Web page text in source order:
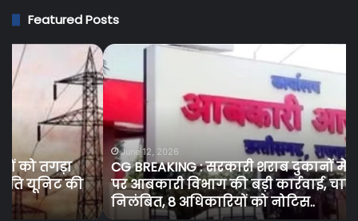
Featured Posts
CG
BREAKING
:
दुकानों
ओवररेटिंग
पर
आबकारी
June 12, 2026
CG BREAKING : सरकारी शराब दुकानों में ओवररेटिंग
पर आबकारी विभाग की बड़ी कार्रवाई, चार उप निरीक्षक
निलंबित, 8 अधिकारियों को नोटिस..
को
मृत
का